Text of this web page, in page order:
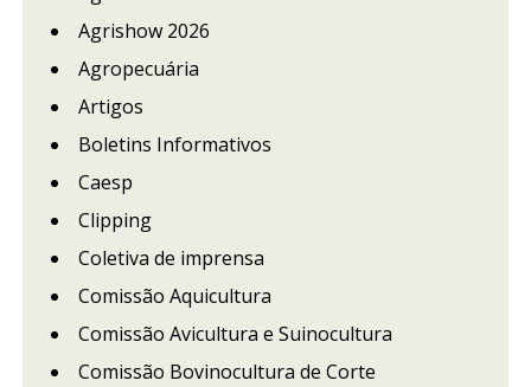
Agrishow 2026
Agropecuária
Artigos
Boletins Informativos
Caesp
Clipping
Coletiva de imprensa
Comissão Aquicultura
Comissão Avicultura e Suinocultura
Comissão Bovinocultura de Corte